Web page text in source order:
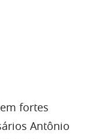
fortes
Antônio